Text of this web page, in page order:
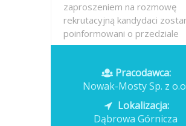
zaproszeniem na rozmowę
rekrutacyjną kandydaci
poinformowani o przedziale
proponowanego...
Opublikowano: dzisiajPracodawca:
Nowak-Mosty Sp. z
Lokalizacja:
Dąbrowa Górnicza